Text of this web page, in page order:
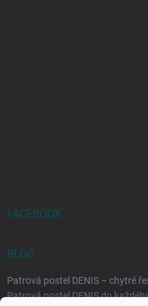
FACEBOOK
BLOG
Patrová postel DENIS – chytré
Patrová postel DENIS do